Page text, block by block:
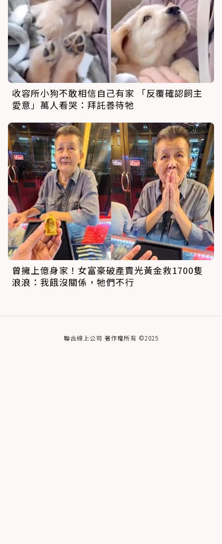
收容所小狗不敢相信自己有家 「反覆確認飼主
愛意」萬人看哭：拜託善待牠
曾擁上億身家！女富豪破產賣光黃金救1700隻
浪浪：我餓沒關係，牠們不行
聯合線上公司 著作權所有 ©2025